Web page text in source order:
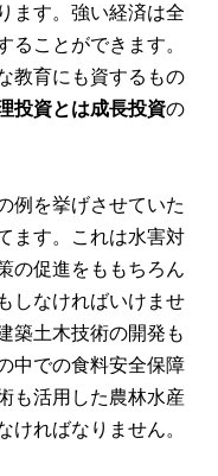
ます。強い経済は全
ることができます。
教育にも資するもの
投資とは成長投資の
例を挙げさせていた
ます。これは水害対
の促進をももちろん
しなければいけませ
築土木技術の開発も
中での食料安全保障
も活用した農林水産
ければなりません。